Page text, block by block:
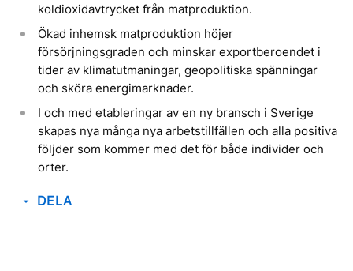
koldioxidavtrycket från matproduktion.
Ökad inhemsk matproduktion höjer
försörjningsgraden och minskar exportberoendet i
tider av klimatutmaningar, geopolitiska spänningar
och sköra energimarknader.
I och med etableringar av en ny bransch i Sverige
skapas nya många nya arbetstillfällen och alla positiva
följder som kommer med det för både individer och
orter.
arrow_drop_down DELA